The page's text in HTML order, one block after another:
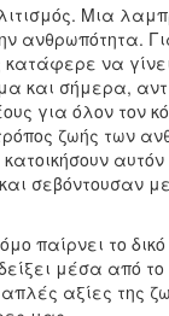
Μια
ανθρωπότητα.
να
και σήμερα,
για όλον τον
ζωής των
αυτόν
σεβόντουσαν
παίρνει το
μέσα από το
απλές αξίες της